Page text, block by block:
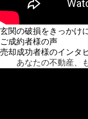
玄関の破損をきっかけ
ご成約者様の声
売却成功者様のインタ
あなたの不動産、